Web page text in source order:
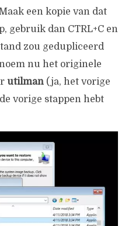
een kopie van dat
gebruik dan CTRL+C en
zou gedupliceerd
nu het originele
utilman(ja, het vorige
vorige stappen hebt